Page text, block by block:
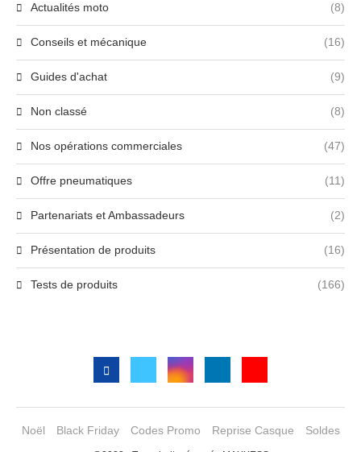
Actualités moto (8)
Conseils et mécanique (16)
Guides d'achat (9)
Non classé (8)
Nos opérations commerciales (47)
Offre pneumatiques (11)
Partenariats et Ambassadeurs (2)
Présentation de produits (16)
Tests de produits (166)
Noël Black Friday Codes Promo Reprise Casque Soldes